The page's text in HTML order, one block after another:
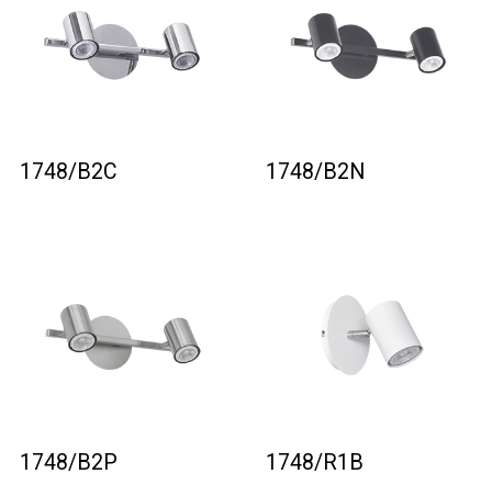
1748/B2C 1748/B2N
1748/B2P 1748/R1B